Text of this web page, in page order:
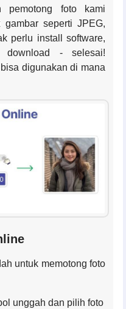
foto kami
gambar seperti JPEG,
perlu install software,
- selesai!
digunakan di mana
untuk memotong foto
unggah dan pilih foto